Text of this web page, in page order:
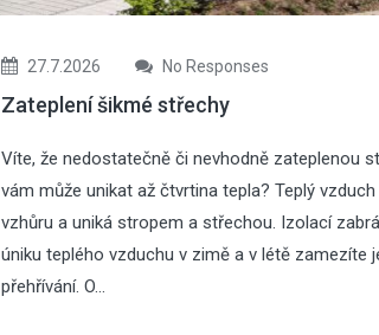
27.7.2026 No Responses
Zateplení šikmé střechy
Víte, že nedostatečně či nevhodně zateplenou
vám může unikat až čtvrtina tepla? Teplý
vzhůru a uniká stropem a střechou. Izolací
úniku teplého vzduchu v zimě a v létě zamezíte
přehřívání. O...